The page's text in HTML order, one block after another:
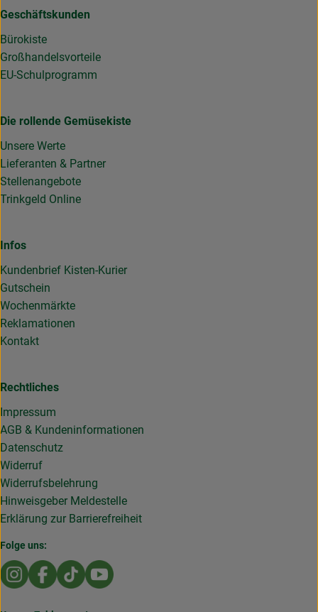
Geschäftskunden
Bürokiste
Großhandelsvorteile
EU-Schulprogramm
Die rollende Gemüsekiste
Unsere Werte
Lieferanten & Partner
Stellenangebote
Trinkgeld Online
Infos
Kundenbrief Kisten-Kurier
Gutschein
Wochenmärkte
Reklamationen
Kontakt
Rechtliches
Impressum
AGB & Kundeninformationen
Datenschutz
Widerruf
Widerrufsbelehrung
Hinweisgeber Meldestelle
Erklärung zur Barrierefreiheit
Folge uns:
Externer Link zu https://www.instagram.com/
Externer Link zu https://www.facebook.com/
Externer Link zu https://www.tiktok.com/
Externer Link zu https://